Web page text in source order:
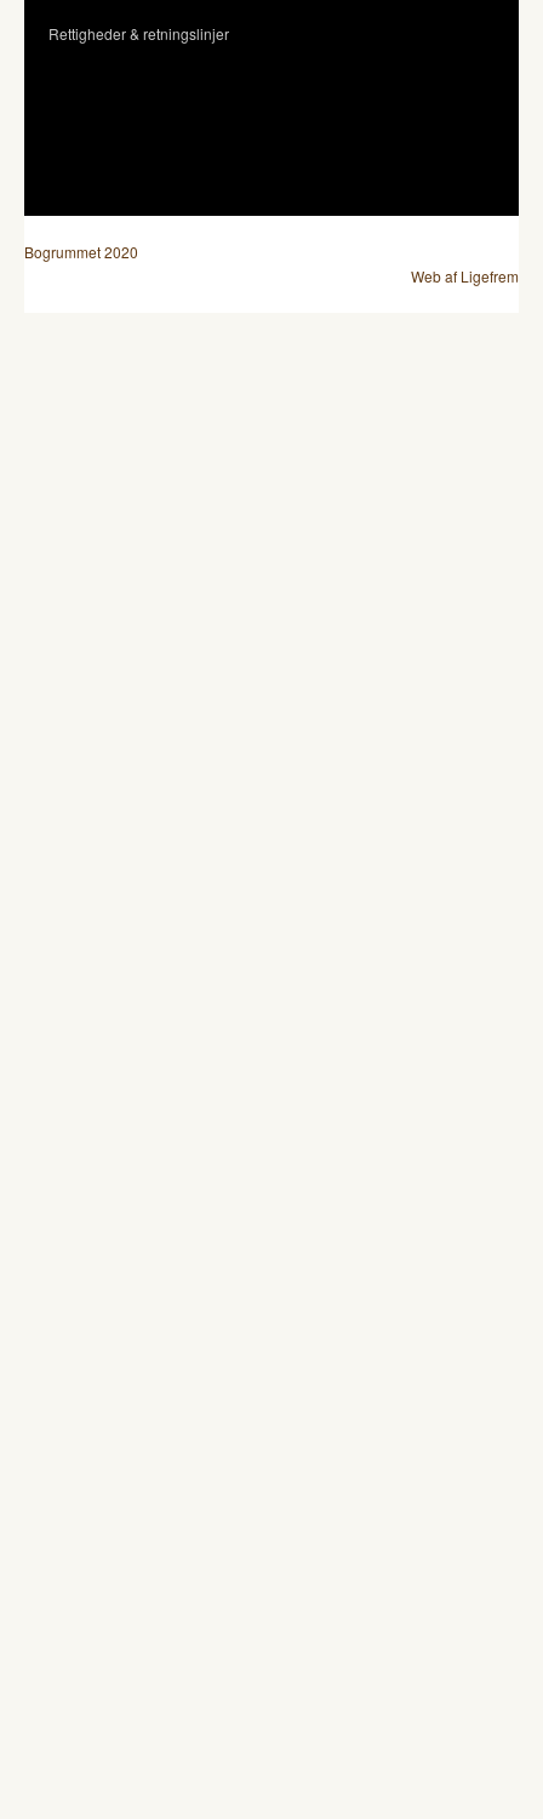
Rettigheder & retningslinjer
Bogrummet 2020
Web af Ligefrem